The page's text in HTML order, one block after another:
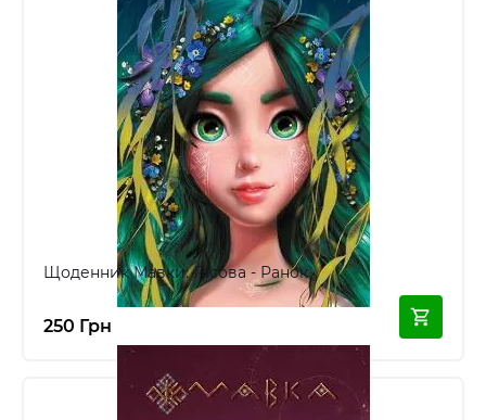
Щоденник Мавки: Лісова - Ранок
250 Грн